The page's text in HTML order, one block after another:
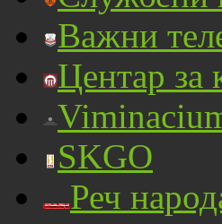
Важни
Центар за
SKGO
Реч